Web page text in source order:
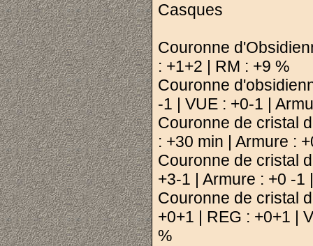
Casques
Couronne
: +1+2 | RM : +9 %
Couronne
-1 | VUE : +0-1 |
Couronne de cristal
: +30 min | Armure :
Couronne de cristal
+3-1 | Armure : +0 -1
Couronne de cristal
+0+1 | REG : +0+1 |
%